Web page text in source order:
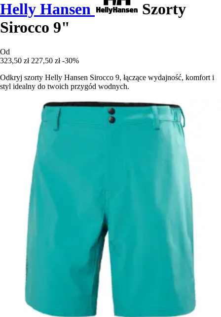
Helly Hansen
Szorty
Sirocco 9"
Od
323,50 zł 227,50 zł -30%
Odkryj szorty Helly Hansen Sirocco 9, łączące wydajność, komfort i
styl idealny do twoich przygód wodnych.